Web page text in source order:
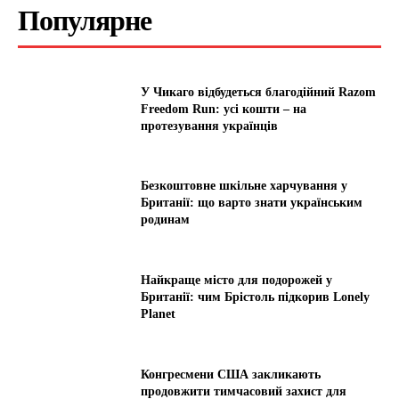
Популярне
У Чикаго відбудеться благодійний Razom
Freedom Run: усі кошти – на
протезування українців
Безкоштовне шкільне харчування у
Британії: що варто знати українським
родинам
Найкраще місто для подорожей у
Британії: чим Брістоль підкорив Lonely
Planet
Конгресмени США закликають
продовжити тимчасовий захист для